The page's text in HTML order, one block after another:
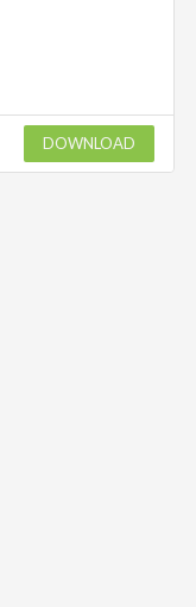
DOWNLOAD